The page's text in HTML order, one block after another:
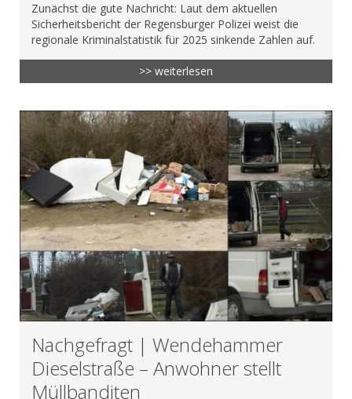
Zunächst die gute Nachricht: Laut dem aktuellen
Sicherheitsbericht der Regensburger Polizei weist die
regionale Kriminalstatistik für 2025 sinkende Zahlen auf.
>> weiterlesen
Nachgefragt | Wendehammer
Dieselstraße – Anwohner stellt
Müllbanditen